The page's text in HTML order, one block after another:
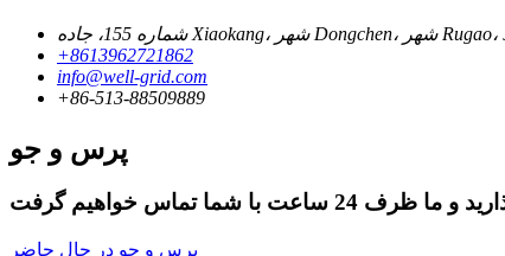
+8613962721862
info@well-grid.com
+86-513-88509889
پرس و جو
پرس و جو در حال حاضر